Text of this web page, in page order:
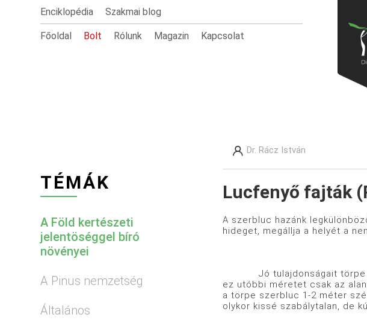
Enciklopédia Szakmai blog
Főoldal Bolt Rólunk Magazin Kapcsolat
TÉMÁK
A Föld kertészeti
jelentöséggel bíró
növényei
A Pinus nemzetség
Általános
Dr. Rácz István
Lucfenyő fajták
A szerbluc hazánk
hideget, megállja a helyét a
Jó tulajdonságait törpe
ez utóbbi méretet csak az
a törpe szerbluc 1-2 méter
olykor kissé szabálytalan, de